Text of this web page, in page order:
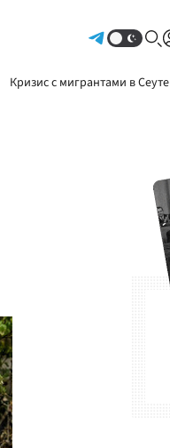
Кризис с мигрантами в Сеуте